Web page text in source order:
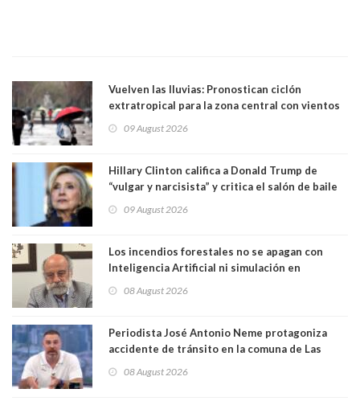
Vuelven las lluvias: Pronostican ciclón
extratropical para la zona central con vientos
09 August 2026
Hillary Clinton califica a Donald Trump de
“vulgar y narcisista” y critica el salón de baile
casa. Y la está destruyendo”
09 August 2026
Los incendios forestales no se apagan con
Inteligencia Artificial ni simulación en
Magister en Asentamientos Humanos PUC
08 August 2026
Periodista José Antonio Neme protagoniza
accidente de tránsito en la comuna de Las
08 August 2026